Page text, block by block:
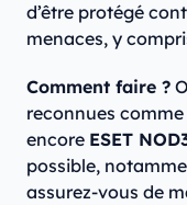
d’être protégé
menaces, y
Comment faire ?
reconnues comme
encore ESET
possible,
assurez-vous de